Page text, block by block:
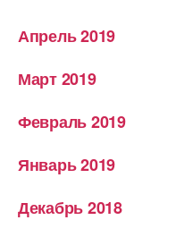
Апрель 2019
Март 2019
Февраль 2019
Январь 2019
Декабрь 2018